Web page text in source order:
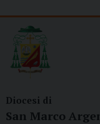
Diocesi di
San Marco